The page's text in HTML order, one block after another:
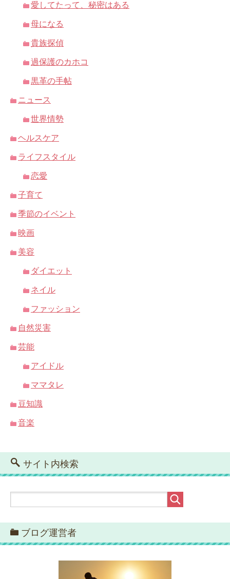
愛してたって、秘密はある
母になる
貴族探偵
過保護のカホコ
黒革の手帖
ニュース
世界情勢
ヘルスケア
ライフスタイル
恋愛
子育て
季節のイベント
映画
美容
ダイエット
ネイル
ファッション
自然災害
芸能
アイドル
ママタレ
豆知識
音楽
サイト内検索
ブログ運営者